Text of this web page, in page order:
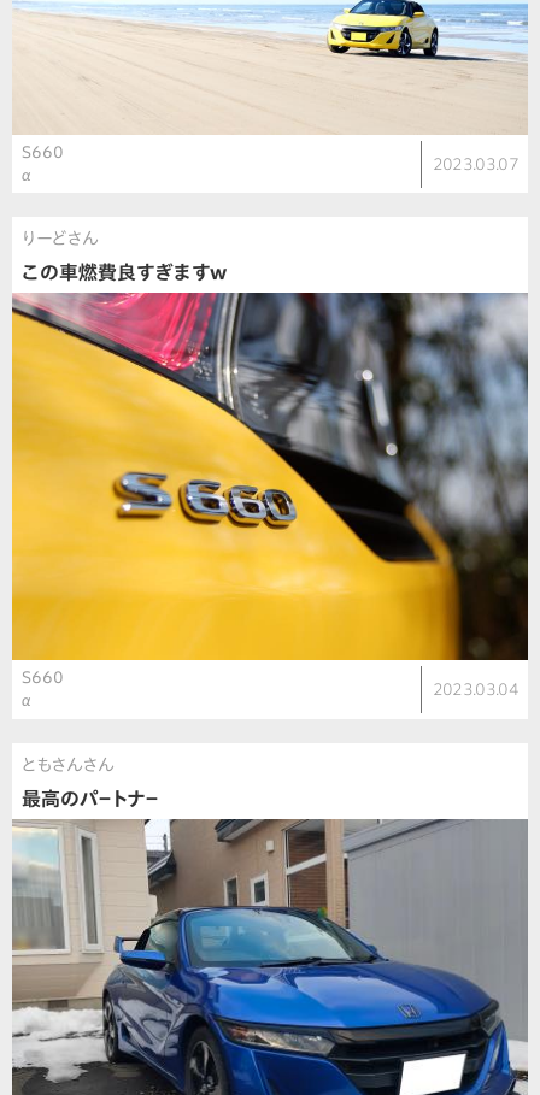
S660
α
2023.03.07
りーどさん
この車燃費良すぎますw
S660
α
2023.03.04
ともさんさん
最高のパ－トナ－